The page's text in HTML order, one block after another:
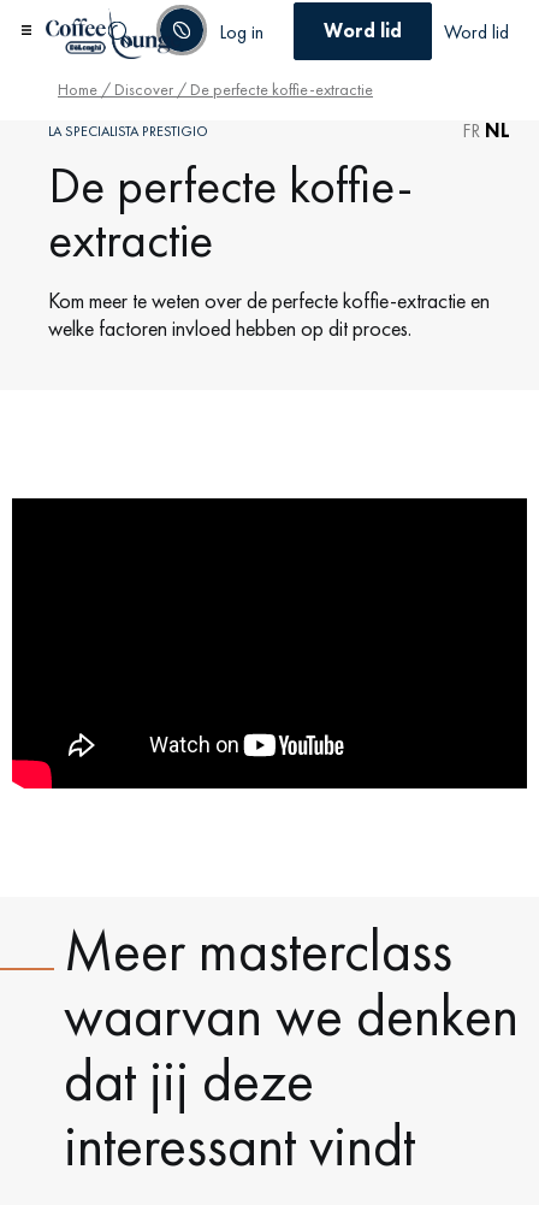
Log in Word lid Word lid
FR NL
Home / Discover / De perfecte koffie-extractie
LA SPECIALISTA PRESTIGIO
De perfecte koffie-
extractie
Kom meer te weten over de perfecte koffie-extractie en
welke factoren invloed hebben op dit proces.
Meer masterclass
waarvan we denken
dat jij deze
interessant vindt